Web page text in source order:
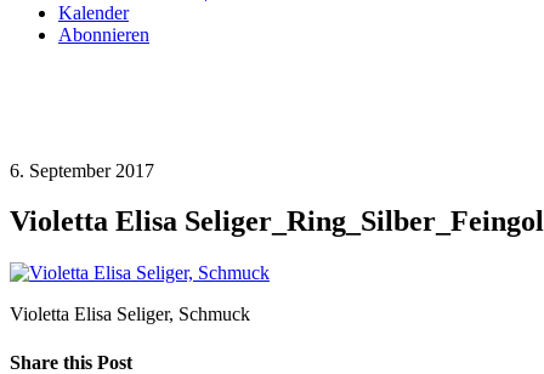
Kalender
Abonnieren
6. September 2017
Violetta Elisa
Violetta Elisa Seliger, Schmuck
Share this Post